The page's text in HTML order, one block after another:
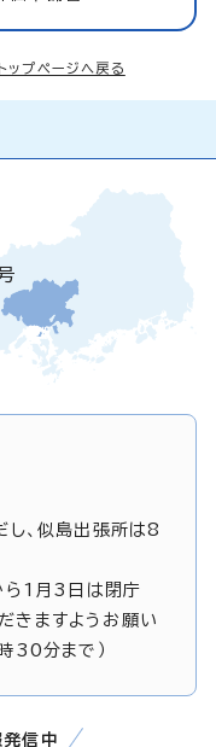
トップページへ戻る
、似島出張所は8
ら1月3日は閉庁
きますようお願い
30分まで）
信中